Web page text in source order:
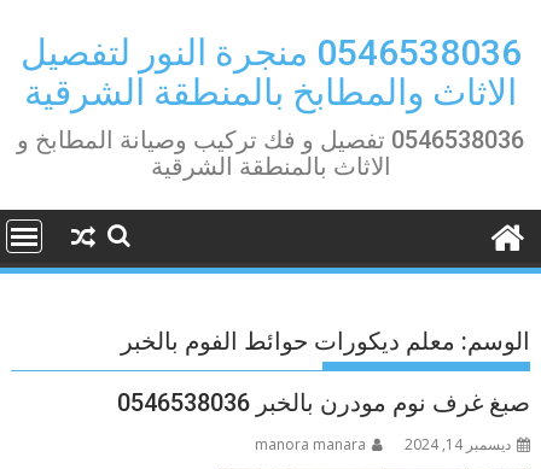
content
0546538036 منجرة النور لتفصيل
الاثاث والمطابخ بالمنطقة الشرقية
0546538036 تفصيل و فك تركيب وصيانة المطابخ و
الاثاث بالمنطقة الشرقية
الوسم: معلم ديكورات حوائط الفوم بالخبر
صبغ غرف نوم مودرن بالخبر 0546538036
ديسمبر 14, 2024 manora manara